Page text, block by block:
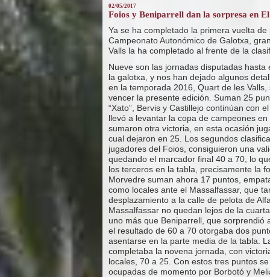
02/05/2017
Foios y Beniparrell dan la sorpresa en
Ya se ha completado la primera vuelta
Campeonato Autonómico de Galotxa,
Valls la ha completado al frente de la
Nueve son las jornadas disputadas
la galotxa, y nos han dejado algunos
en la temporada 2016, Quart de les
vencer la presente edición. Suman 25
“Xato”, Bervis y Castillejo continúan con
llevó a levantar la copa de campeones
sumaron otra victoria, en esta ocasión
cual dejaron en 25. Los segundos
jugadores del Foios, consiguieron una
quedando el marcador final 40 a 70, lo
los terceros en la tabla, precisamente la
Morvedre suman ahora 17 puntos,
como locales ante el Massalfassar, que
desplazamiento a la calle de pelota de
Massalfassar no quedan lejos de la
uno más que Beniparrell, que
el resultado de 60 a 70 otorgaba dos
asentarse en la parte media de la tabla.
completaba la novena jornada, con
locales, 70 a 25. Con estos tres puntos
ocupadas de momento por Borbotó y